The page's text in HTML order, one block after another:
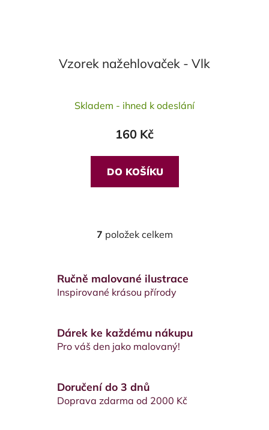
Vzorek nažehlovaček - Vlk
Skladem - ihned k odeslání
160 Kč
DO KOŠÍKU
O
á
d
í
p
k
y
7 položek celkem
Ručně malované ilustrace
Inspirované krásou přírody
Dárek ke každému nákupu
Pro váš den jako malovaný!
Doručení do 3 dnů
Doprava zdarma od 2000 Kč